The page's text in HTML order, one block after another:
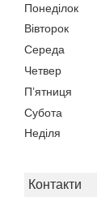
Понеділок
Вівторок
Середа
Четвер
Пʼятниця
Субота
Неділя
Контакти